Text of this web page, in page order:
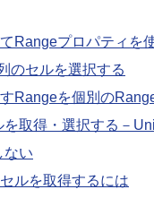
Rangeプロパティを
のセルを選択する
Rangeを個別の
取得・選択する－
ない
ルを取得するには